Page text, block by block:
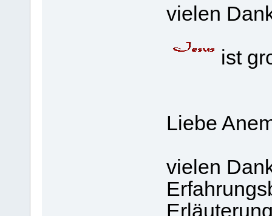
vielen
ist
Liebe
vielen